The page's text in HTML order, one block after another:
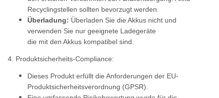
Recyclingstellen sollten bevorzugt werden.
Überladung: Überladen Sie die Akkus nicht und
verwenden Sie nur geeignete Ladegeräte
die mit den Akkus kompatibel sind.
4. Produktsicherheits-Compliance:
Dieses Produkt erfüllt die Anforderungen der EU-
Produktsicherheitsverordnung (GPSR).